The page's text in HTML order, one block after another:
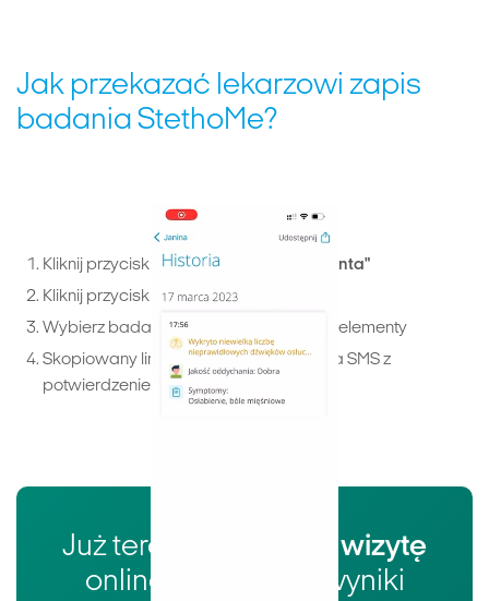
Jak przekazać lekarzowi zapis
badania StethoMe?
Kliknij przycisk
"Historia w profilu pacjenta"
Kliknij przycisk
"Udostępnij"
Wybierz badania i udostępnij wybrane elementy
Skopiowany link wyślij w odpowiedzi na SMS z
potwierdzeniem wizyty
Już teraz
zarezerwuj wizytę
online i skonsultuj wyniki